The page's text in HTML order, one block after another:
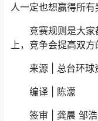
人一定也想赢得所有
竞赛规则是大家
上，竞争会提高双方
来源 | 总台环球
编译 | 陈濛
签审 | 龚晨 邹浩